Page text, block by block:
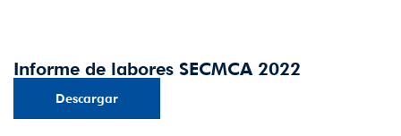
Informe de labores SECMCA 2022
Descargar